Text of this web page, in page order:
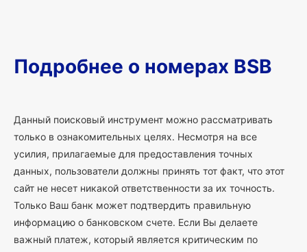
Подробнее о номерах BSB
Данный поисковый инструмент можно рассматривать
только в ознакомительных целях. Несмотря на все
усилия, прилагаемые для предоставления точных
данных, пользователи должны принять тот факт, что этот
сайт не несет никакой ответственности за их точность.
Только Ваш банк может подтвердить правильную
информацию о банковском счете. Если Вы делаете
важный платеж, который является критическим по